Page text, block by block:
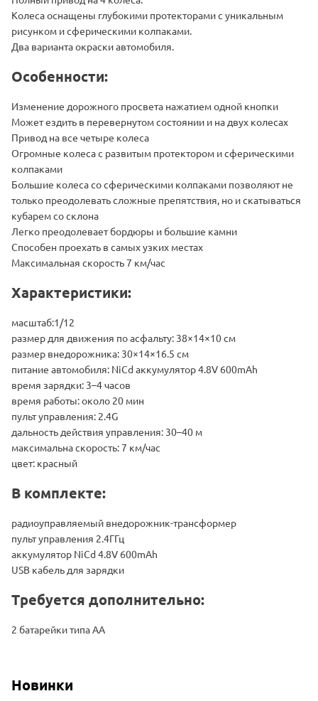
Колеса оснащены глубокими протекторами с уникальным
рисунком и сферическими колпаками.
Два варианта окраски автомобиля.
Особенности:
Изменение дорожного просвета нажатием одной кнопки
Может ездить в перевернутом состоянии и на двух колесах
Привод на все четыре колеса
Огромные колеса с развитым протектором и сферическими
колпаками
Большие колеса со сферическими колпаками позволяют не
только преодолевать сложные препятствия, но и скатываться
кубарем со склона
Легко преодолевает бордюры и большие камни
Способен проехать в самых узких местах
Максимальная скорость 7 км/час
Характеристики:
масштаб:1/12
размер для движения по асфальту: 38×14×10 см
размер внедорожника: 30×14×16.5 см
питание автомобиля: NiCd аккумулятор 4.8V 600mAh
время зарядки: 3–4 часов
время работы: около 20 мин
пульт управления: 2.4G
дальность действия управления: 30–40 м
максимальна скорость: 7 км/час
цвет: красный
В комплекте:
радиоуправляемый внедорожник-трансформер
пульт управления 2.4ГГц
аккумулятор NiCd 4.8V 600mAh
USB кабель для зарядки
Требуется дополнительно:
2 батарейки типа АА
Новинки